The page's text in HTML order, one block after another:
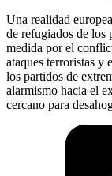
Una realidad
de refugiados de los
medida por el
ataques terroristas y
los partidos de
alarmismo hacia el
cercano para